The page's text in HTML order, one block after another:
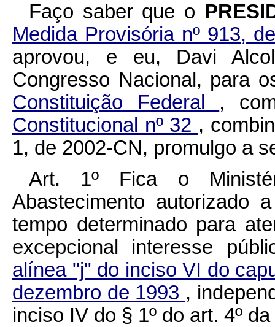
Faço saber que o
Medida Provisória nº 913,
aprovou, e eu, Davi
Congresso Nacional, para
Constituição Federal ,
Constitucional nº 32 ,
1, de 2002-CN, promulgo a
Art. 1º Fica o
Abastecimento autorizado
tempo determinado para
excepcional interesse
alínea "j" do inciso VI do
dezembro de 1993 ,
inciso IV do § 1º do art. 4º